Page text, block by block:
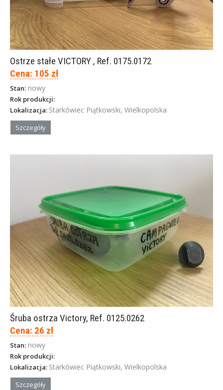
Ostrze stałe VICTORY , Ref. 0175.0172
Cena: 105 zł
Stan: nowy
Rok produkcji:
Lokalizacja: Starkówiec Piątkowski, Wielkopolska
Szczegóły
Śruba ostrza Victory, Ref. 0125.0262
Cena: 26 zł
Stan: nowy
Rok produkcji:
Lokalizacja: Starkówiec Piątkowski, Wielkopolska
Szczegóły